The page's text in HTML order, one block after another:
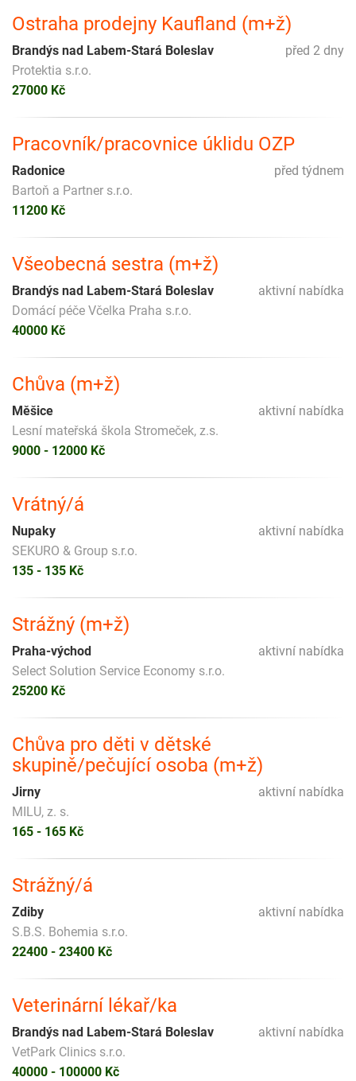
Ostraha prodejny Kaufland (m+ž)
před 2 dny
Brandýs nad Labem-Stará Boleslav
Protektia s.r.o.
27000 Kč
Pracovník/pracovnice úklidu OZP
před týdnem
Radonice
Bartoň a Partner s.r.o.
11200 Kč
Všeobecná sestra (m+ž)
aktivní nabídka
Brandýs nad Labem-Stará Boleslav
Domácí péče Včelka Praha s.r.o.
40000 Kč
Chůva (m+ž)
aktivní nabídka
Měšice
Lesní mateřská škola Stromeček, z.s.
9000 - 12000 Kč
Vrátný/á
aktivní nabídka
Nupaky
SEKURO & Group s.r.o.
135 - 135 Kč
Strážný (m+ž)
aktivní nabídka
Praha-východ
Select Solution Service Economy s.r.o.
25200 Kč
Chůva pro děti v dětské
skupině/pečující osoba (m+ž)
aktivní nabídka
Jirny
MILU, z. s.
165 - 165 Kč
Strážný/á
aktivní nabídka
Zdiby
S.B.S. Bohemia s.r.o.
22400 - 23400 Kč
Veterinární lékař/ka
aktivní nabídka
Brandýs nad Labem-Stará Boleslav
VetPark Clinics s.r.o.
40000 - 100000 Kč